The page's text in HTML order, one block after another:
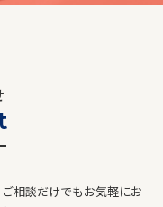
相談だけでもお気軽にお